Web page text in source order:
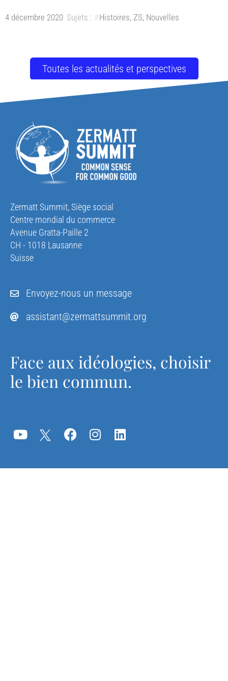
4 décembre 2020 Sujets : Histoires, ZS, Nouvelles
Toutes les actualités et perspectives
Zermatt Summit, Siège social
Centre mondial du commerce
Avenue Gratta-Paille 2
CH - 1018 Lausanne
Suisse
Envoyez-nous un message
assistant@zermattsummit.org
Face aux idéologies, choisir
le bien commun.